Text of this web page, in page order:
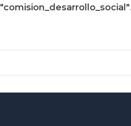
"comision_desarrollo_social".